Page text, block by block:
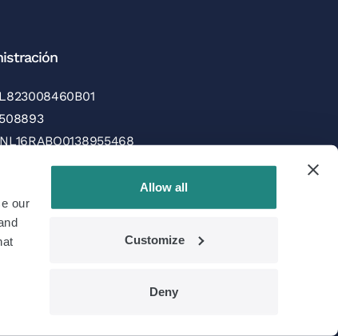
our
Allow all
Customize
Deny
RABONL2U
de pago